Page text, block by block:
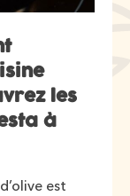
les
à
est